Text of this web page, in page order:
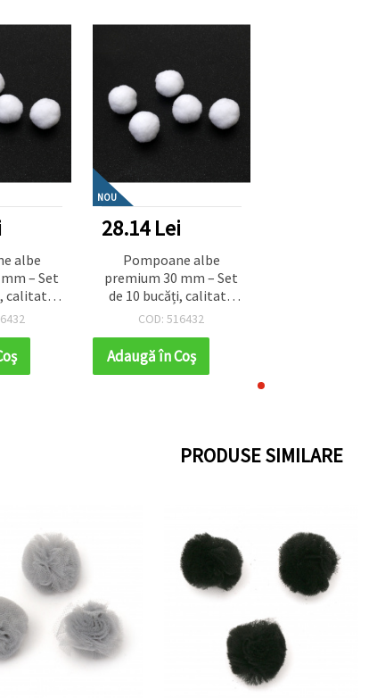
albe
– Set
calitate
pentru
proiecte
NOU
28.14 Lei
Pompoane albe
premium 30 mm – Set
de 10 bucăți, calitate
superioară pentru
decorațiuni și proiecte
DIY
COD: 516432
Adaugă în Coş
PRODUSE SIMILARE